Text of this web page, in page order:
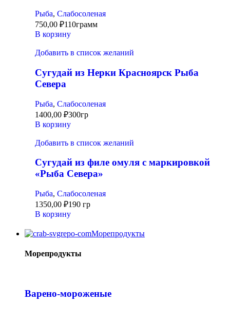
Рыба, Слабосоленая
750,00 ₽110грамм
В корзину
Добавить в список желаний
Сугудай из Нерки Красноярск Рыба
Севера
Рыба, Слабосоленая
1400,00 ₽300гр
В корзину
Добавить в список желаний
Сугудай из филе омуля с маркировкой
«Рыба Севера»
Рыба, Слабосоленая
1350,00 ₽190 гр
В корзину
Морепродукты
Морепродукты
Варено-мороженые